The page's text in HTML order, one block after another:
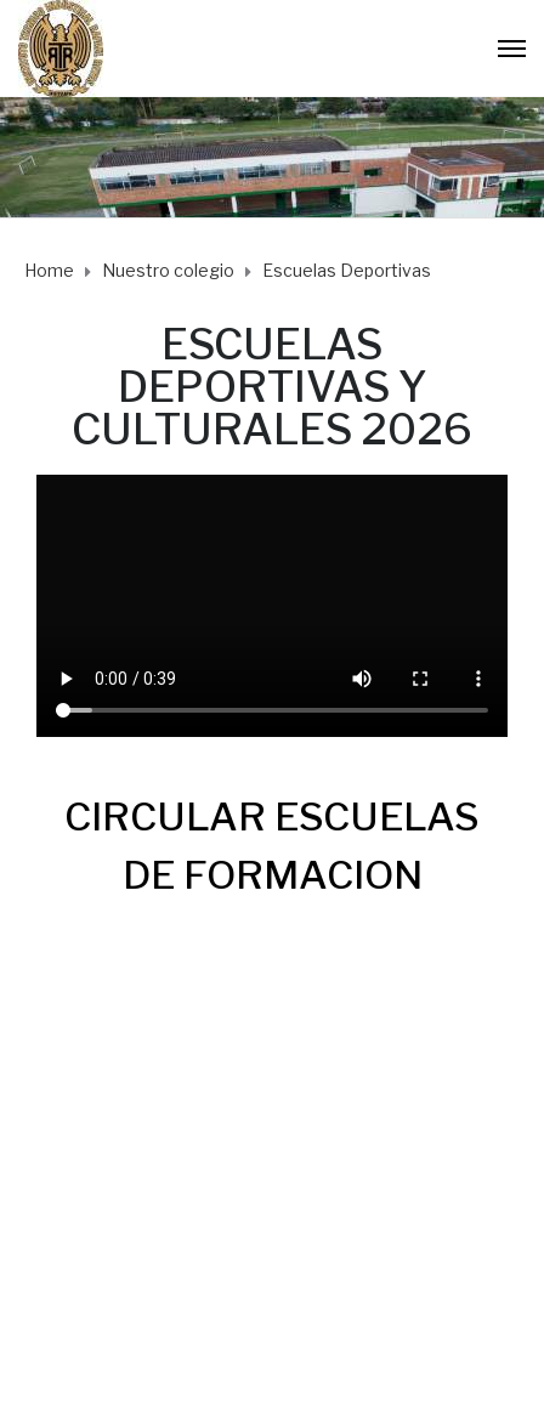
Home Nuestro colegio Escuelas Deportivas
ESCUELAS
DEPORTIVAS Y
CULTURALES 2026
CIRCULAR ESCUELAS
DE FORMACION